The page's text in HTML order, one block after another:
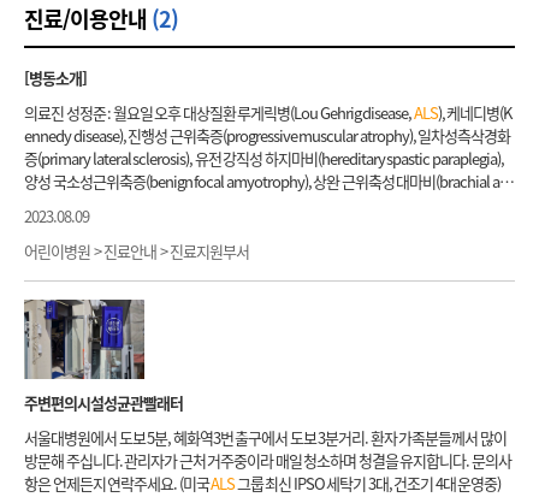
학적 치료법은 없으나 증상 진행을 늦추기 위한 약물치료, 재활치료 기타 합병증의 예방
및 관리 등이 환자의 예후에 많은 영향을 미치고 있습니다. 그밖에 루게릭병과 유사한 초
측삭경화증(primary lateral sclerosis) 및 유전자 이상에 의해 발병하는 케네디병(Kenn
edy disease) 등이 있으며, 전신을 침범하지 않지만 부분적인 증상을 나타내는 운동신경
원병으로 양성 국소성근위축증(benign focal amyotrophy), 상완 근위축성 대마비(bra
chial amyotrophic diplegia) 등이 있습니다. 따라서 초기 증상이 발생하였을 경우 이러
한 다양한 운동신경원 질환에 대한 감별이 필수적이며 그 밖에도 근육병(myopathy), 말
진단을 위한 검사로는 혈액검사, 근전도검사, 뇌 및 척수 영상검사 등이 있으며, 경우에
따라 근육조직검사, 유전자 검사 등을 추가로 시행해야 합니다. 진단 이후 진행상태 및
갖고 있으며, 운동신경원 질환이 의심되는 증상으로 내원한 환자의 초기 진단 및 약물적
치료를 합니다. 또 운동 및 호흡 재활치료 및 합병증 발생시 적절한 치료를 받을 수 있도
록 타 진료과와 연계진료를 제공합니다. 유전자 검사를 통해 유전성 운동신경원질환의
경우 유전자확진도 가능하며 세계 유수의 클리닉과 함께 공동연구를 진행하고 있으므
로, 다기관국제임상연구를 참여를 통한 최신 개발 약물의 조기 투여가 가능합니다.
진료/이용안내 (2)
[병동소개]
의료진 성정준 : 월요일 오후 대상질환 루게릭병(Lou Gehrig disease,ALS), 케네디병(K
ennedy disease), 진행성 근위축증(progressive muscular atrophy), 일차성측삭경화
증(primary lateral sclerosis), 유전 강직성 하지마비(hereditary spastic paraplegia),
양성 국소성근위축증(benign focal amyotrophy), 상완 근위축성 대마비(brachial am
nown cause) 소개 운동신경원 질환(motor neuron disease)은 난치성신경퇴행성 질
환으로써 운동기능에 속하는 팔다리의 움직임, 발음, 삼킴, 호흡 등이 점차적인 약화를
명적인 질환으로 평균 수명이 4-5년 이내로 알려져 있으며, 병이 진행하면서 호흡근육
마비로 인한 호흡부전 및 기타 합병증으로 사망하게 됩니다. 아직까지 완치할 수 있는 의
학적 치료법은 없으나 증상 진행을 늦추기 위한 약물치료, 재활치료 기타 합병증의 예방
및 관리 등이 환자의 예후에 많은 영향을 미치고 있습니다. 그밖에 루게릭병과 유사한 초
기 증상을 보이는 질환으로 진행성 근위축증(progressive muscular atrophy), 일차성
측삭경화증(primary lateral sclerosis) 및 유전자 이상에 의해 발병하는 케네디병(Kenn
edy disease) 등이 있으며, 전신을 침범하지 않지만 부분적인 증상을 나타내는 운동신경
원병으로 양성 국소성근위축증(benign focal amyotrophy), 상완 근위축성 대마비(bra
chial amyotrophic diplegia) 등이 있습니다. 따라서 초기 증상이 발생하였을 경우 이러
2023.08.09
어린이병원 > 진료안내 > 진료지원부서
주변편의시설성균관빨래터
서울대병원에서 도보 5분, 혜화역3번 출구에서 도보 3분거리. 환자 가족분들께서 많이
방문해 주십니다. 관리자가 근처 거주중이라 매일 청소하며 청결을 유지합니다. 문의사
항은 언제든지 연락주세요. (미국ALS그룹 최신 IPSO 세탁기 3대, 건조기 4대 운영중)